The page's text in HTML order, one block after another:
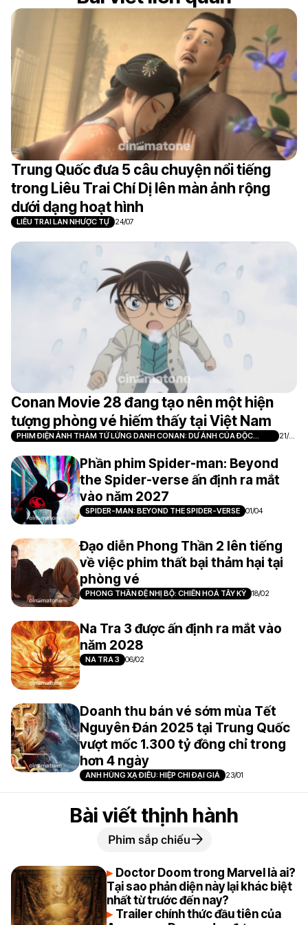
Trung Quốc đưa 5 câu chuyện nổi tiếng
trong Liêu Trai Chí Dị lên màn ảnh rộng
dưới dạng hoạt hình
LIÊU TRAI LAN NHƯỢC TỰ 24/07
Conan Movie 28 đang tạo nên một hiện
tượng phòng vé hiếm thấy tại Việt Nam
PHIM ĐIỆN ẢNH THÁM TỬ LỪNG DANH CONAN: DƯ ẢNH CỦA ĐỘC
NHÃN
21/0
Phần phim Spider-man: Beyond
the Spider-verse ấn định ra mắt
vào năm 2027
SPIDER-MAN: BEYOND THE SPIDER-VERSE 01/04
Đạo diễn Phong Thần 2 lên tiếng
về việc phim thất bại thảm hại tại
phòng vé
PHONG THẦN ĐỆ NHỊ BỘ: CHIẾN HOẢ TÂY KỲ 18/02
Na Tra 3 được ấn định ra mắt vào
năm 2028
NA TRA 3 06/02
Doanh thu bán vé sớm mùa Tết
Nguyên Đán 2025 tại Trung Quốc
vượt mốc 1.300 tỷ đồng chỉ trong
hơn 4 ngày
ANH HÙNG XẠ ĐIÊU: HIỆP CHI ĐẠI GIẢ 23/01
Bài viết thịnh hành
Phim sắp chiếu
Doctor Doom trong Marvel là ai?
Tại sao phản diện này lại khác biệt
nhất từ trước đến nay?
Trailer chính thức đầu tiên của